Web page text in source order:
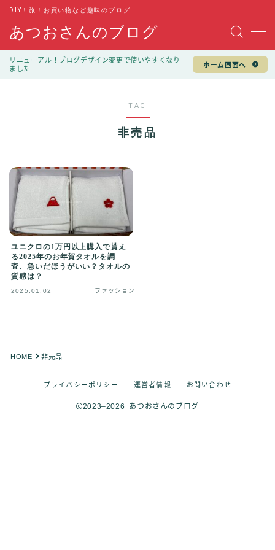
あつおさんのブログ
DIY！旅！お買い物など趣味のブログ
MENU
お買い物
100均
ファッション
リニューアル！ブログデザイン変更で使いやすくなり
ました
ホーム画面へ
TAG
非売品
ユニクロの1万円以上購入で貰え
る2025年のお年賀タオルを調
査、急いだほうがいい？タオルの
質感は？
2025.01.02 ファッション
HOME 非売品
プライバシーポリシー 運営者情報 お問い合わせ
2023–2026 あつおさんのブログ